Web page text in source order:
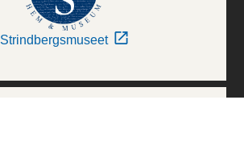
Strindbergsmuseet